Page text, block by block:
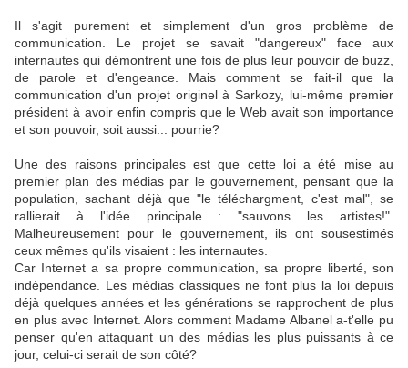
Il s'agit purement et simplement d'un gros problème de
communication. Le projet se savait "dangereux" face aux
internautes qui démontrent une fois de plus leur pouvoir de buzz,
de parole et d'engeance. Mais comment se fait-il que la
communication d'un projet originel à Sarkozy, lui-même premier
président à avoir enfin compris que le Web avait son importance
et son pouvoir, soit aussi... pourrie?
Une des raisons principales est que cette loi a été mise au
premier plan des médias par le gouvernement, pensant que la
population, sachant déjà que "le téléchargment, c'est mal", se
rallierait à l'idée principale : "sauvons les artistes!".
Malheureusement pour le gouvernement, ils ont sousestimés
ceux mêmes qu'ils visaient : les internautes.
Car Internet a sa propre communication, sa propre liberté, son
indépendance. Les médias classiques ne font plus la loi depuis
déjà quelques années et les générations se rapprochent de plus
en plus avec Internet. Alors comment Madame Albanel a-t'elle pu
penser qu'en attaquant un des médias les plus puissants à ce
jour, celui-ci serait de son côté?